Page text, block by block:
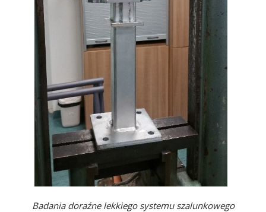
Badania doraźne lekkiego systemu szalunkowego